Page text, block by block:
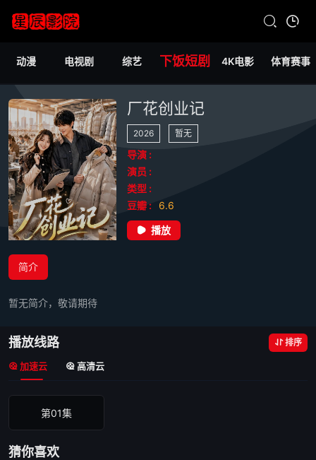
动漫 电视剧 综艺 下饭短剧 4K电影 体育赛事
厂花创业记
2026 暂无
导演 :
演员 :
类型 :
豆瓣 :
6.6
播放
简介
暂无简介，敬请期待
播放线路 排序
加速云 高清云
第01集
猜你喜欢